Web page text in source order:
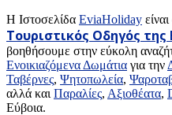
H Ιστοσελίδα EviaHoliday
Τουριστικός Οδηγός της
βοηθήσουμε στην εύκολη
Ενοικιαζόμενα Δωμάτια για την
Ταβέρνες, Ψητοπωλεία,
αλλά και Παραλίες, Αξιοθέατα,
Εύβοια.